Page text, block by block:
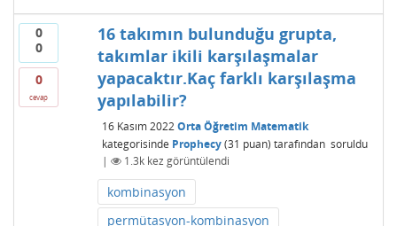
0
0
0
cevap
16 takımın bulunduğu grupta,
takımlar ikili karşılaşmalar
yapacaktır.Kaç farklı karşılaşma
yapılabilir?
16 Kasım 2022 Orta Öğretim Matematik
kategorisinde Prophecy (31 puan) tarafından soruldu
|
1.3kkez görüntülendi
kombinasyon
permütasyon-kombinasyon